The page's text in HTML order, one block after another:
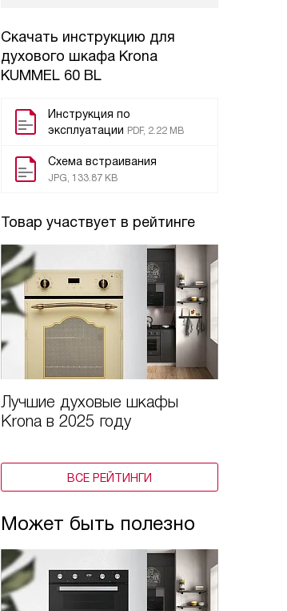
Скачать инструкцию для
духового шкафа Krona
KUMMEL 60 BL
Инструкция по
эксплуатации PDF, 2.22 MB
Схема встраивания
JPG, 133.87 KB
Товар участвует в рейтинге
Лучшие духовые шкафы
Krona в 2025 году
ВСЕ РЕЙТИНГИ
Может быть полезно